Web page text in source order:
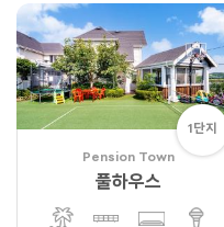
1단지
Pension Town
풀하우스